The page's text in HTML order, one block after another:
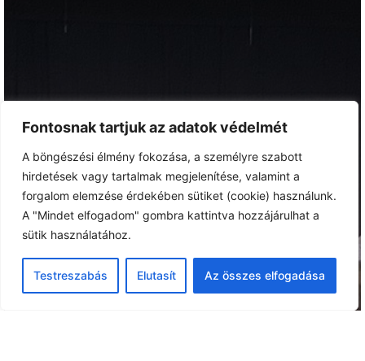
Fontosnak tartjuk az adatok védelmét
A böngészési élmény fokozása, a személyre szabott
hirdetések vagy tartalmak megjelenítése, valamint a
forgalom elemzése érdekében sütiket (cookie) használunk.
A "Mindet elfogadom" gombra kattintva hozzájárulhat a
sütik használatához.
Testreszabás Elutasít Az összes elfogadása